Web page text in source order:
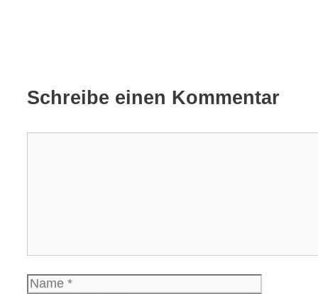
Schreibe einen Kommentar
Name